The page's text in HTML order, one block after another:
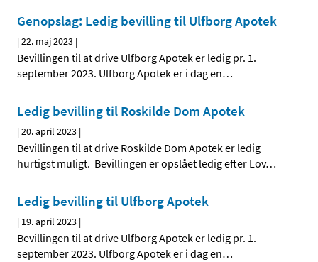
Genopslag: Ledig bevilling til Ulfborg Apotek
|22. maj 2023 |
Bevillingen til at drive Ulfborg Apotek er ledig pr. 1.
september 2023. Ulfborg Apotek er i dag en…
Ledig bevilling til Roskilde Dom Apotek
|20. april 2023 |
Bevillingen til at drive Roskilde Dom Apotek er ledig
hurtigst muligt. Bevillingen er opslået ledig efter Lov…
Ledig bevilling til Ulfborg Apotek
| 19. april 2023 |
Bevillingen til at drive Ulfborg Apotek er ledig pr. 1.
september 2023. Ulfborg Apotek er i dag en…